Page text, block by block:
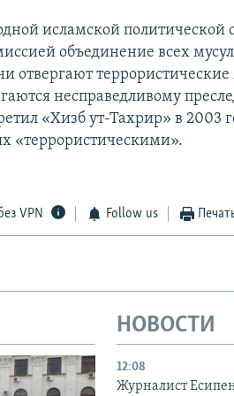
исламской политической
объединение всех
отвергают
несправедливому
«Хизб ут-Тахрир» в 2003
«террористическими».
VPN Follow us
НОВОСТИ
12:08
Журналист